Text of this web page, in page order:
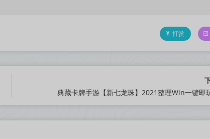
打赏
典藏卡牌手游【新七龙珠】2021整理Win一键即